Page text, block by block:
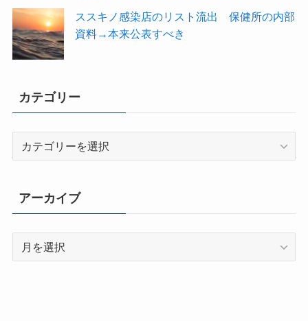
ススキノ感染店のリスト流出 保健所の内部
資料→本来公表すべき
カテゴリー
リ
ー
アーカイブ